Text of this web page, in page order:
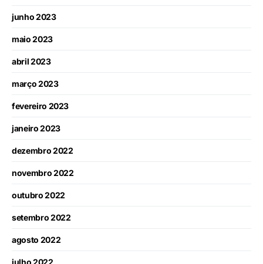
junho 2023
maio 2023
abril 2023
março 2023
fevereiro 2023
janeiro 2023
dezembro 2022
novembro 2022
outubro 2022
setembro 2022
agosto 2022
julho 2022